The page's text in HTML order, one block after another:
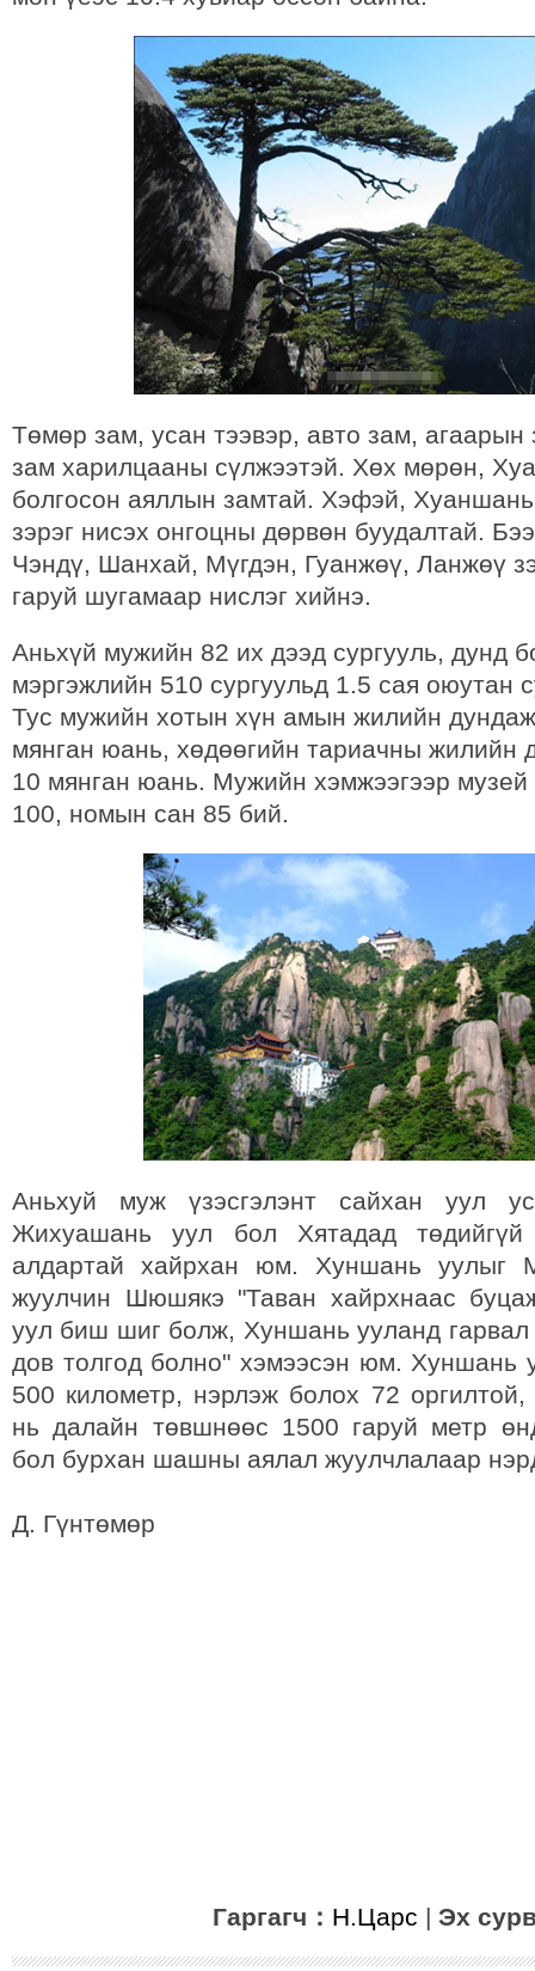
Төмөр зам, усан тээвэр, авто зам, агаарын
зам харилцааны сүлжээтэй. Хөх мөрөн,
болгосон аяллын замтай. Хэфэй,
зэрэг нисэх онгоцны дөрвөн буудалтай.
Чэндү, Шанхай, Мүгдэн, Гуанжөү, Ланжөү
гаруй шугамаар нислэг хийнэ.
Аньхүй мужийн 82 их дээд сургууль, дунд
мэргэжлийн 510 сургуульд 1.5 сая оюутан
Тус мужийн хотын хүн амын жилийн
мянган юань, хөдөөгийн тариачны жилийн
10 мянган юань. Мужийн хэмжээгээр
100, номын сан 85 бий.
Аньхуй муж үзэсгэлэнт сайхан уул
Жихуашань уул бол Хятадад төдийгүй
алдартай хайрхан юм. Хуншань уулыг
жуулчин Шюшякэ "Таван хайрхнаас
уул биш шиг болж, Хуншань ууланд гарвал
дов толгод болно" хэмээсэн юм. Хуншань
500 километр, нэрлэж болох 72 оргилтой,
нь далайн төвшнөөс 1500 гаруй метр
бол бурхан шашны аялал жуулчлалаар
Д. Гүнтөмөр
Гаргагч： Н.Царс | Эх